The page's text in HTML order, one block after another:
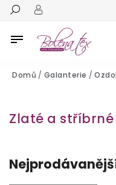
Domů / Galanterie /
Zlaté a